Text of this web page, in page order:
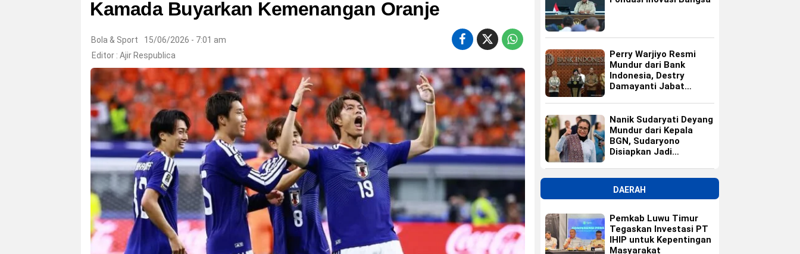
Kamada Buyarkan Kemenangan Oranje
Bola & Sport
15/06/2026 - 7:01 am
Editor : Ajir Respublica
Perry Warjiyo Resmi
Mundur dari Bank
Indonesia, Destry
Damayanti Jabat
Nanik Sudaryati Deyang
Mundur dari Kepala
BGN, Sudaryono
Disiapkan Jadi
DAERAH
Pemkab Luwu Timur
Tegaskan Investasi PT
IHIP untuk Kepentingan
Masyarakat